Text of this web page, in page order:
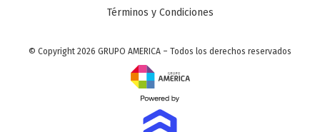
Términos y Condiciones
© Copyright 2026 GRUPO AMERICA – Todos los derechos reservados